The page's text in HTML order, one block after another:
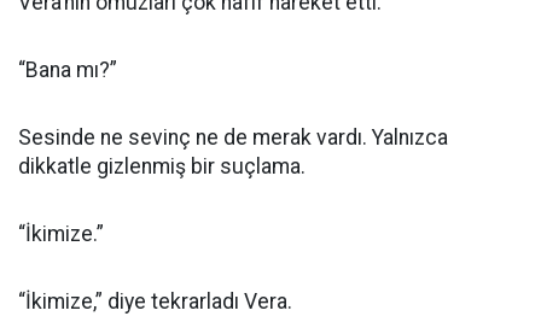
“Bana mı?”
Sesinde ne sevinç ne de merak vardı. Yalnızca
dikkatle gizlenmiş bir suçlama.
“İkimize.”
“İkimize,” diye tekrarladı Vera.